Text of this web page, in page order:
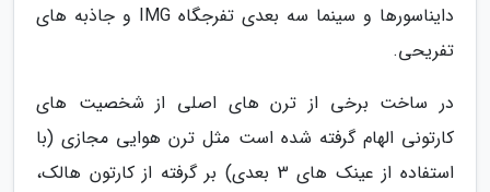
دایناسورها و سینما سه بعدی تفرجگاه IMG و جاذبه های
تفریحی.
در ساخت برخی از ترن های اصلی از شخصیت های
کارتونی الهام گرفته شده است مثل ترن هوایی مجازی (با
استفاده از عینک های 3 بعدی) بر گرفته از کارتون هالک،